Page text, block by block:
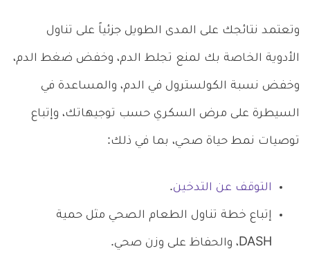
وتعتمد نتائجك على المدى الطويل جزئياً على تناول
الأدوية الخاصة بك لمنع تجلط الدم، وخفض ضغط الدم،
وخفض نسبة الكولسترول في الدم، والمساعدة في
السيطرة على مرض السكري حسب توجيهاتك، وإتباع
توصيات نمط حياة صحي، بما في ذلك:
التوقف عن التدخين.
إتباع خطة تناول الطعام الصحي مثل حمية
DASH، والحفاظ على وزن صحي.